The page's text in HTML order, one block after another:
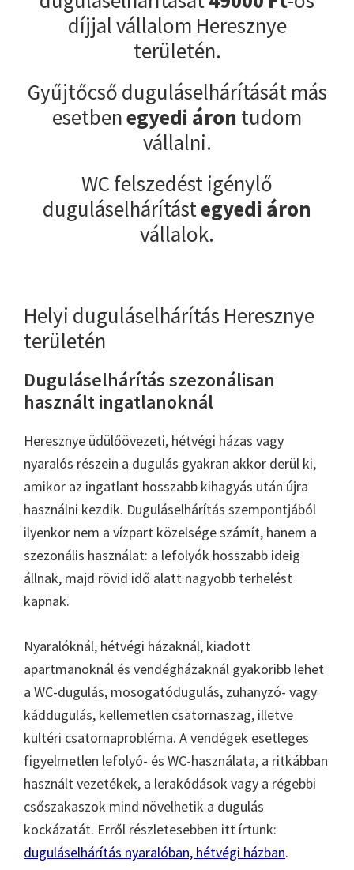
díjjal vállalom Heresznye
területén.
Gyűjtőcső duguláselhárítását más
esetbenegyedi áron tudom
vállalni.
WC felszedést igénylő
duguláselhárítástegyedi áron
vállalok.
Helyi duguláselhárítás Heresznye
területén
Duguláselhárítás szezonálisan
használt ingatlanoknál
Heresznye üdülőövezeti, hétvégi házas vagy
nyaralós részein a dugulás gyakran akkor derül ki,
amikor az ingatlant hosszabb kihagyás után újra
használni kezdik. Duguláselhárítás szempontjából
ilyenkor nem a vízpart közelsége számít, hanem a
szezonális használat: a lefolyók hosszabb ideig
állnak, majd rövid idő alatt nagyobb terhelést
kapnak.
Nyaralóknál, hétvégi házaknál, kiadott
apartmanoknál és vendégházaknál gyakoribb lehet
a WC-dugulás, mosogatódugulás, zuhanyzó- vagy
káddugulás, kellemetlen csatornaszag, illetve
kültéri csatornaprobléma. A vendégek esetleges
figyelmetlen lefolyó- és WC-használata, a ritkábban
használt vezetékek, a lerakódások vagy a régebbi
csőszakaszok mind növelhetik a dugulás
kockázatát. Erről részletesebben itt írtunk:
duguláselhárítás nyaralóban, hétvégi házban.